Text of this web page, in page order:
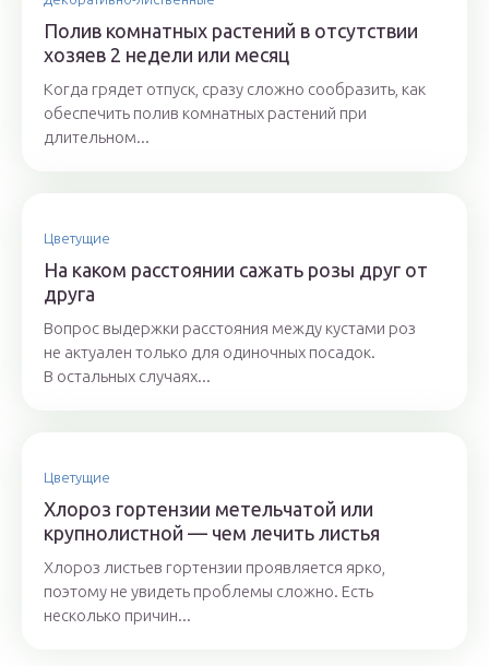
Полив комнатных растений в отсутствии
хозяев 2 недели или месяц
Когда грядет отпуск, сразу сложно сообразить, как
обеспечить полив комнатных растений при
длительном...
Цветущие
На каком расстоянии сажать розы друг от
друга
Вопрос выдержки расстояния между кустами роз
не актуален только для одиночных посадок.
В остальных случаях...
Цветущие
Хлороз гортензии метельчатой или
крупнолистной — чем лечить листья
Хлороз листьев гортензии проявляется ярко,
поэтому не увидеть проблемы сложно. Есть
несколько причин...